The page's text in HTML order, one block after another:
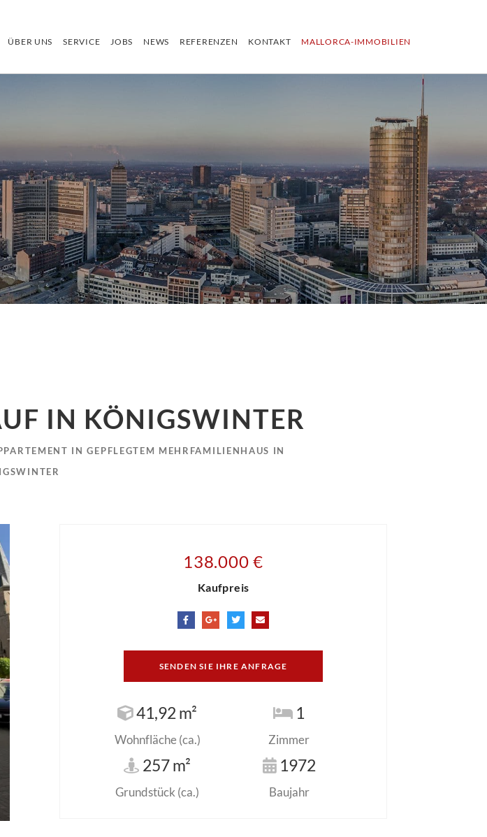
ÜBER UNS SERVICE JOBS NEWS REFERENZEN KONTAKT MALLORCA-IMMOBILIEN
IN KÖNIGSWINTER
IN GEPFLEGTEM MEHRFAMILIENHAUS IN K
138.000 €
Kaufpreis
SENDEN SIE IHRE ANFRAGE
41,92 m²
Wohnfläche (ca.)
1
Zimmer
257 m²
Grundstück (ca.)
1972
Baujahr